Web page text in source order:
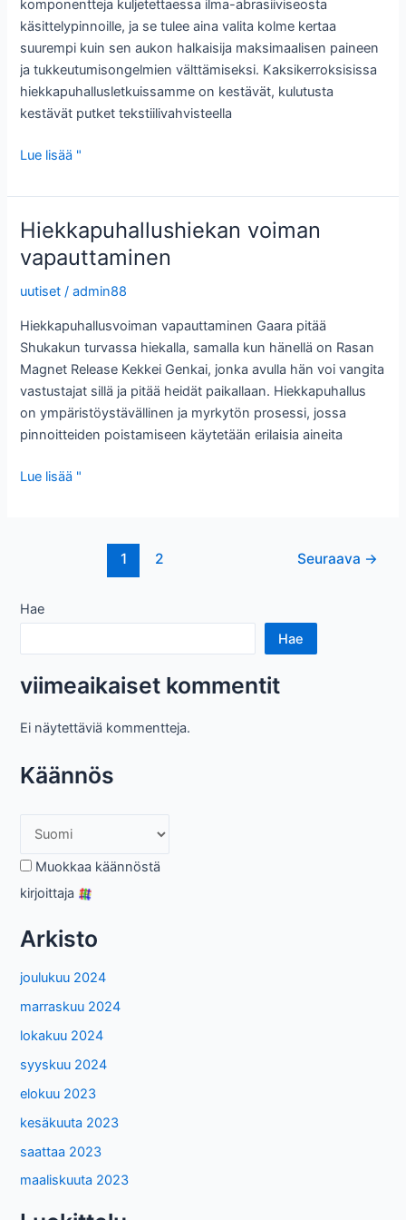
komponentteja kuljetettaessa ilma-abrasiiviseosta
käsittelypinnoille, ja se tulee aina valita kolme kertaa
suurempi kuin sen aukon halkaisija maksimaalisen paineen
ja tukkeutumisongelmien välttämiseksi. Kaksikerroksisissa
hiekkapuhallusletkuissamme on kestävät, kulutusta
kestävät putket tekstiilivahvisteella
Hiekkapuhallusletkut:
ratkaisuja
korkeapainehioma-
aineille
Lue lisää "
Hiekkapuhallushiekan voiman
vapauttaminen
uutiset /admin88
Hiekkapuhallusvoiman vapauttaminen Gaara pitää
Shukakun turvassa hiekalla, samalla kun hänellä on Rasan
Magnet Release Kekkei Genkai, jonka avulla hän voi vangita
vastustajat sillä ja pitää heidät paikallaan. Hiekkapuhallus
on ympäristöystävällinen ja myrkytön prosessi, jossa
pinnoitteiden poistamiseen käytetään erilaisia ​​aineita
Hiekkapuhallushiekan
Lue lisää "
1 2 Seuraava →
Hae
Hae
viimeaikaiset kommentit
Ei näytettäviä kommentteja.
Käännös
Muokkaa käännöstä
kirjoittaja
Arkisto
joulukuu 2024
marraskuu 2024
lokakuu 2024
syyskuu 2024
elokuu 2023
kesäkuuta 2023
saattaa 2023
maaliskuuta 2023